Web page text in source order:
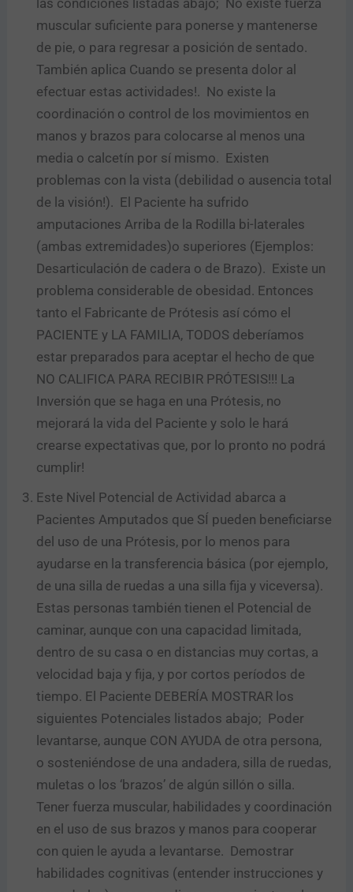
muscular suficiente para ponerse y mantenerse
de pie, o para regresar a posición de sentado.
También aplica Cuando se presenta dolor al
efectuar estas actividades!. No existe la
coordinación o control de los movimientos en
manos y brazos para colocarse al menos una
media o calcetín por sí mismo. Existen
problemas con la vista (debilidad o ausencia total
de la visión!). El Paciente ha sufrido
amputaciones Arriba de la Rodilla bi-laterales
(ambas extremidades)o superiores (Ejemplos:
Desarticulación de cadera o de Brazo). Existe un
problema considerable de obesidad. Entonces
tanto el Fabricante de Prótesis así cómo el
PACIENTE y LA FAMILIA, TODOS deberíamos
estar preparados para aceptar el hecho de que
NO CALIFICA PARA RECIBIR PRÓTESIS!!! La
Inversión que se haga en una Prótesis, no
mejorará la vida del Paciente y solo le hará
crearse expectativas que, por lo pronto no podrá
cumplir!
Este Nivel Potencial de Actividad abarca a
Pacientes Amputados que SÍ pueden beneficiarse
del uso de una Prótesis, por lo menos para
ayudarse en la transferencia básica (por ejemplo,
de una silla de ruedas a una silla fija y viceversa).
Estas personas también tienen el Potencial de
caminar, aunque con una capacidad limitada,
dentro de su casa o en distancias muy cortas, a
velocidad baja y fija, y por cortos períodos de
tiempo. El Paciente DEBERÍA MOSTRAR los
siguientes Potenciales listados abajo; Poder
levantarse, aunque CON AYUDA de otra persona,
o sosteniéndose de una andadera, silla de ruedas,
muletas o los ‘brazos’ de algún sillón o silla.
Tener fuerza muscular, habilidades y coordinación
en el uso de sus brazos y manos para cooperar
con quien le ayuda a levantarse. Demostrar
habilidades cognitivas (entender instrucciones y